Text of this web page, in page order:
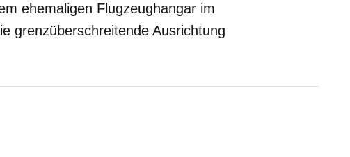
ehemaligen Flugzeughangar im
grenzüberschreitende Ausrichtung